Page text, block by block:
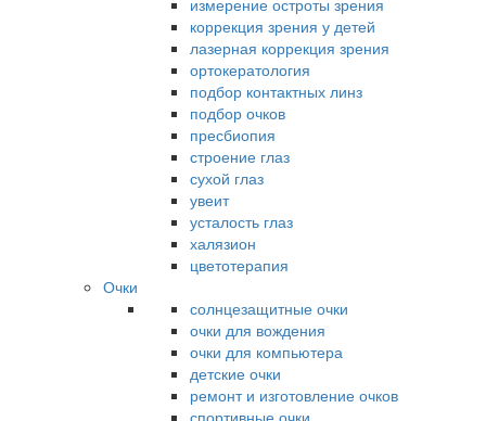
измерение остроты зрения
коррекция зрения у детей
лазерная коррекция зрения
ортокератология
подбор контактных линз
подбор очков
пресбиопия
строение глаз
сухой глаз
увеит
усталость глаз
халязион
цветотерапия
Очки
солнцезащитные очки
очки для вождения
очки для компьютера
детские очки
ремонт и изготовление очков